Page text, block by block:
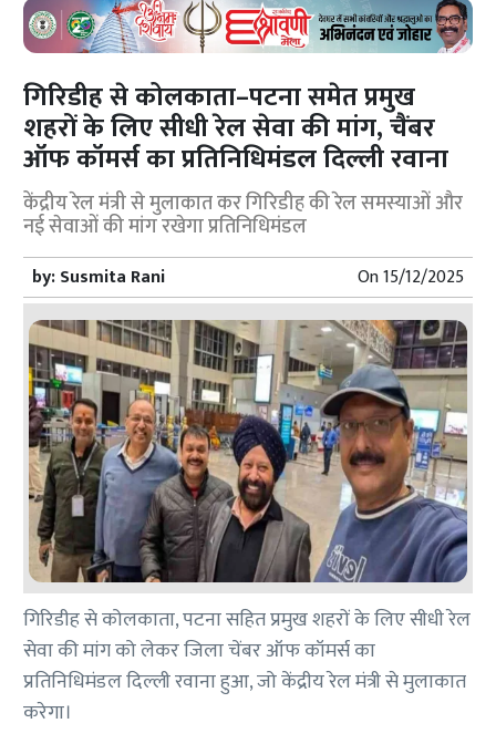
गिरिडीह से कोलकाता–पटना समेत प्रमुख
शहरों के लिए सीधी रेल सेवा की मांग, चैंबर
ऑफ कॉमर्स का प्रतिनिधिमंडल दिल्ली रवाना
केंद्रीय रेल मंत्री से मुलाकात कर गिरिडीह की रेल समस्याओं और
नई सेवाओं की मांग रखेगा प्रतिनिधिमंडल
by:Susmita Rani On15/12/2025
गिरिडीह से कोलकाता, पटना सहित प्रमुख शहरों के लिए सीधी रेल
सेवा की मांग को लेकर जिला चेंबर ऑफ कॉमर्स का
प्रतिनिधिमंडल दिल्ली रवाना हुआ, जो केंद्रीय रेल मंत्री से मुलाकात
करेगा।